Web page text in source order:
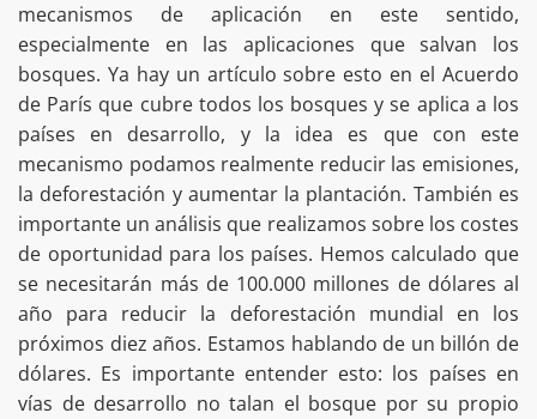
mecanismos de aplicación en este sentido,
especialmente en las aplicaciones que salvan los
bosques. Ya hay un artículo sobre esto en el Acuerdo
de París que cubre todos los bosques y se aplica a los
países en desarrollo, y la idea es que con este
mecanismo podamos realmente reducir las emisiones,
la deforestación y aumentar la plantación. También es
importante un análisis que realizamos sobre los costes
de oportunidad para los países. Hemos calculado que
se necesitarán más de 100.000 millones de dólares al
año para reducir la deforestación mundial en los
próximos diez años. Estamos hablando de un billón de
dólares. Es importante entender esto: los países en
vías de desarrollo no talan el bosque por su propio